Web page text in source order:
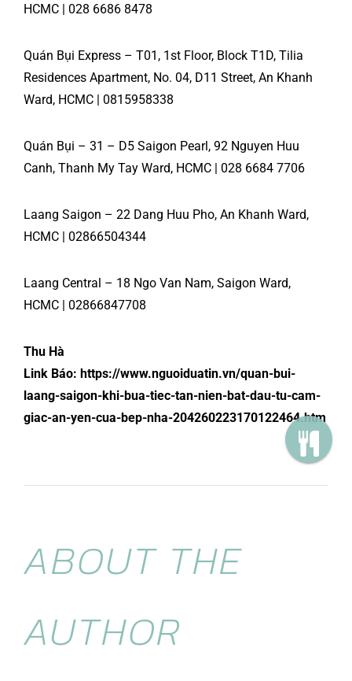
HCMC | 028 6686 8478
Quán Bụi Express – T01, 1st Floor, Block T1D, Tilia
Residences Apartment, No. 04, D11 Street, An Khanh
Ward, HCMC | 0815958338
Quán Bụi – 31 – D5 Saigon Pearl, 92 Nguyen Huu
Canh, Thanh My Tay Ward, HCMC | 028 6684 7706
Laang Saigon – 22 Dang Huu Pho, An Khanh Ward,
HCMC | 02866504344
Laang Central – 18 Ngo Van Nam, Saigon Ward,
HCMC | 02866847708
Thu Hà
Link Báo: https://www.nguoiduatin.vn/quan-bui-
laang-saigon-khi-bua-tiec-tan-nien-bat-dau-tu-cam-
giac-an-yen-cua-bep-nha-204260223170122464.htm
ABOUT THE
AUTHOR